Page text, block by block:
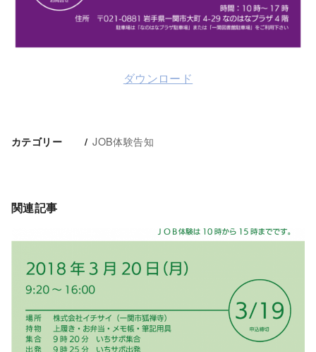
ダウンロード
カテゴリー JOB体験告知
関連記事